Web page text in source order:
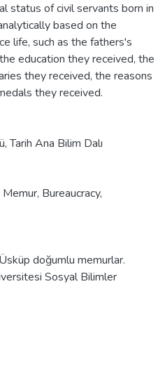
status of civil servants born in
based on the
life, such as the fathers's
education they received, the
they received, the reasons
they received.
Tarih Ana Bilim Dalı
Memur, Bureaucracy,
doğumlu memurlar.
Sosyal Bilimler